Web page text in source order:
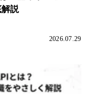
説
2026.07.29